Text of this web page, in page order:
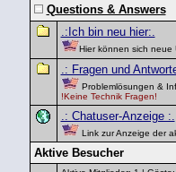
Questions & Answers
.:Ich bin neu hier:.
Hier können sich neue
.: Fragen und
Problemlösungen &
!Keine Technik Fragen!
.: Chatuser-Anzeige :.
Link zur Anzeige der
Aktive Besucher